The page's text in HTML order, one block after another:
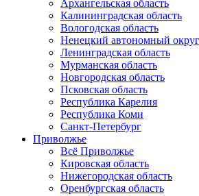
Архангельская область
Калининградская область
Вологодская область
Ненецкий автономный округ
Ленинградская область
Мурманская область
Новгородская область
Псковская область
Республика Карелия
Республика Коми
Санкт-Петербург
Приволжье
Всё Приволжье
Кировская область
Нижегородская область
Оренбургская область